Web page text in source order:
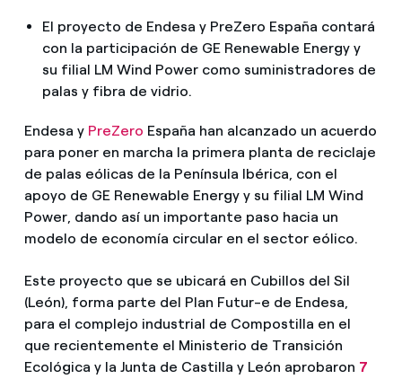
El proyecto de Endesa y PreZero España contará
con la participación de GE Renewable Energy y
su filial LM Wind Power como suministradores de
palas y fibra de vidrio.
Endesa y PreZero España han alcanzado un acuerdo
para poner en marcha la primera planta de reciclaje
de palas eólicas de la Península Ibérica, con el
apoyo de GE Renewable Energy y su filial LM Wind
Power, dando así un importante paso hacia un
modelo de economía circular en el sector eólico.
Este proyecto que se ubicará en Cubillos del Sil
(León), forma parte del Plan Futur-e de Endesa,
para el complejo industrial de Compostilla en el
que recientemente el Ministerio de Transición
Ecológica y la Junta de Castilla y León aprobaron 7